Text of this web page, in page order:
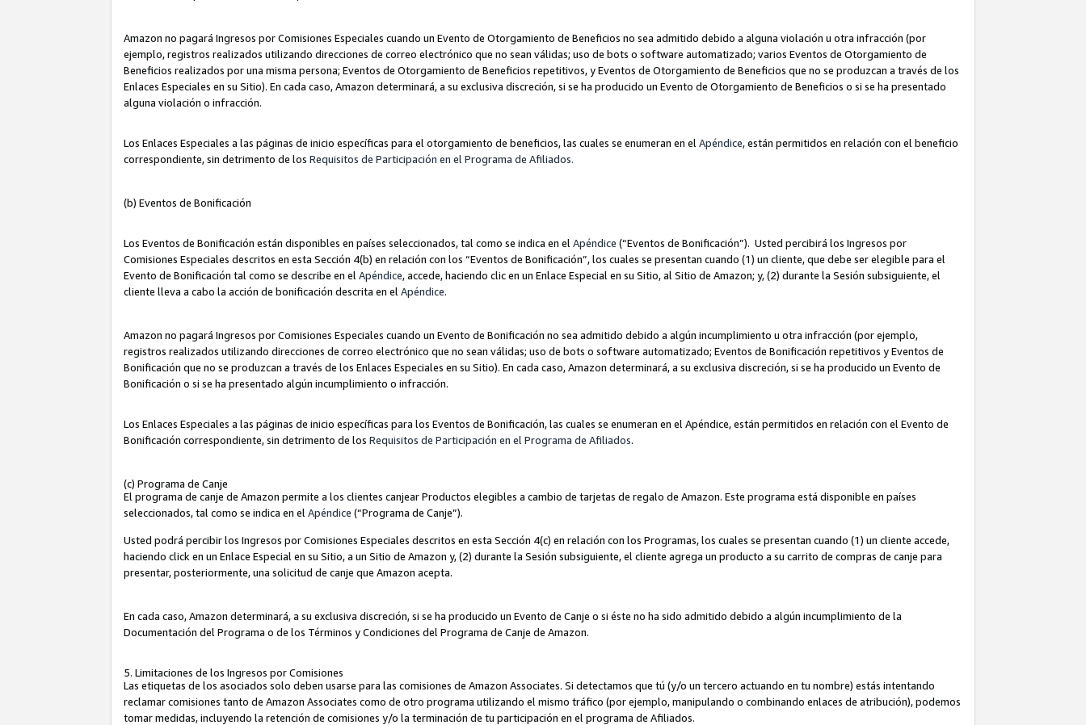
Amazon no pagará Ingresos por Comisiones Especiales cuando un Evento de Otorgamiento de Beneficios no sea admitido debido a alguna violación u otra infracción (por
ejemplo, registros realizados utilizando direcciones de correo electrónico que no sean válidas; uso de bots o software automatizado; varios Eventos de Otorgamiento de
Beneficios realizados por una misma persona; Eventos de Otorgamiento de Beneficios repetitivos, y Eventos de Otorgamiento de Beneficios que no se produzcan a través de los
Enlaces Especiales en su Sitio). En cada caso, Amazon determinará, a su exclusiva discreción, si se ha producido un Evento de Otorgamiento de Beneficios o si se ha presentado
alguna violación o infracción.
Los Enlaces Especiales a las páginas de inicio específicas para el otorgamiento de beneficios, las cuales se enumeran en el Apéndice, están permitidos en relación con el beneficio
correspondiente, sin detrimento de los Requisitos de Participación en el Programa de Afiliados.
(b) Eventos de Bonificación
Los Eventos de Bonificación están disponibles en países seleccionados, tal como se indica en el Apéndice (“Eventos de Bonificación”). Usted percibirá los Ingresos por
Comisiones Especiales descritos en esta Sección 4(b) en relación con los “Eventos de Bonificación”, los cuales se presentan cuando (1) un cliente, que debe ser elegible para el
Evento de Bonificación tal como se describe en el Apéndice, accede, haciendo clic en un Enlace Especial en su Sitio, al Sitio de Amazon; y, (2) durante la Sesión subsiguiente, el
cliente lleva a cabo la acción de bonificación descrita en el Apéndice.
Amazon no pagará Ingresos por Comisiones Especiales cuando un Evento de Bonificación no sea admitido debido a algún incumplimiento u otra infracción (por ejemplo,
registros realizados utilizando direcciones de correo electrónico que no sean válidas; uso de bots o software automatizado; Eventos de Bonificación repetitivos y Eventos de
Bonificación que no se produzcan a través de los Enlaces Especiales en su Sitio). En cada caso, Amazon determinará, a su exclusiva discreción, si se ha producido un Evento de
Bonificación o si se ha presentado algún incumplimiento o infracción.
Los Enlaces Especiales a las páginas de inicio específicas para los Eventos de Bonificación, las cuales se enumeran en el Apéndice, están permitidos en relación con el Evento de
Bonificación correspondiente, sin detrimento de los Requisitos de Participación en el Programa de Afiliados.
(c) Programa de Canje
El programa de canje de Amazon permite a los clientes canjear Productos elegibles a cambio de tarjetas de regalo de Amazon. Este programa está disponible en países
seleccionados, tal como se indica en el Apéndice (“Programa de Canje”).
Usted podrá percibir los Ingresos por Comisiones Especiales descritos en esta Sección 4(c) en relación con los Programas, los cuales se presentan cuando (1) un cliente accede,
haciendo click en un Enlace Especial en su Sitio, a un Sitio de Amazon y, (2) durante la Sesión subsiguiente, el cliente agrega un producto a su carrito de compras de canje para
presentar, posteriormente, una solicitud de canje que Amazon acepta.
En cada caso, Amazon determinará, a su exclusiva discreción, si se ha producido un Evento de Canje o si éste no ha sido admitido debido a algún incumplimiento de la
Documentación del Programa o de los Términos y Condiciones del Programa de Canje de Amazon.
5. Limitaciones de los Ingresos por Comisiones
Las etiquetas de los asociados solo deben usarse para las comisiones de Amazon Associates. Si detectamos que tú (y/o un tercero actuando en tu nombre) estás intentando
reclamar comisiones tanto de Amazon Associates como de otro programa utilizando el mismo tráfico (por ejemplo, manipulando o combinando enlaces de atribución), podemos
tomar medidas, incluyendo la retención de comisiones y/o la terminación de tu participación en el programa de Afiliados.